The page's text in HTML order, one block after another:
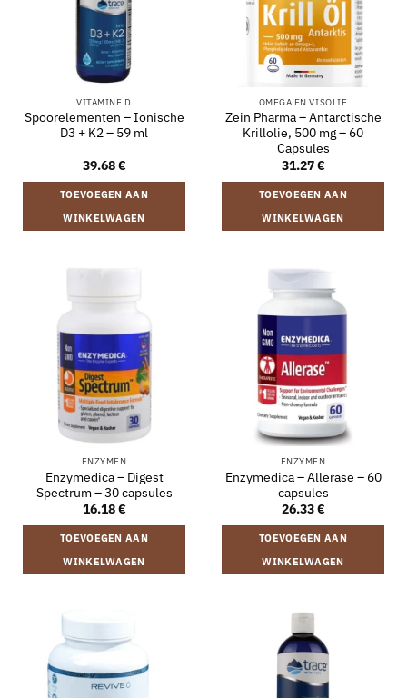
VITAMINE D
Spoorelementen – Ionische
D3 + K2 – 59 ml
39.68€
TOEVOEGEN AAN
WINKELWAGEN
OMEGA EN VISOLIE
Zein Pharma – Antarctische
Krillolie, 500 mg – 60
Capsules
31.27€
TOEVOEGEN AAN
WINKELWAGEN
ENZYMEN
Enzymedica – Digest
Spectrum – 30 capsules
16.18€
TOEVOEGEN AAN
WINKELWAGEN
ENZYMEN
Enzymedica – Allerase – 60
capsules
26.33€
TOEVOEGEN AAN
WINKELWAGEN